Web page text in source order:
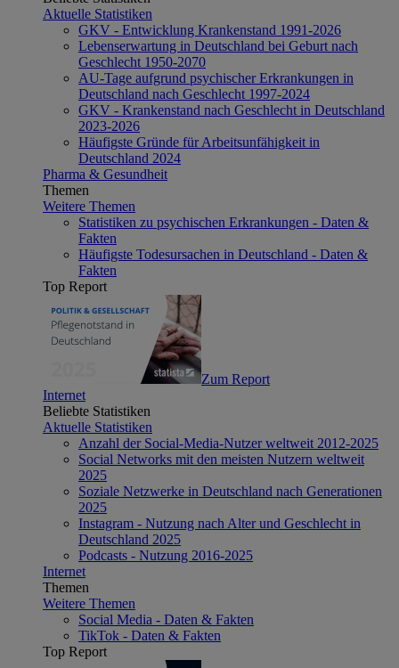
Aktuelle Statistiken
GKV - Entwicklung Krankenstand 1991-2026
Lebenserwartung in Deutschland bei Geburt nach
Geschlecht 1950-2070
AU-Tage aufgrund psychischer Erkrankungen in
Deutschland nach Geschlecht 1997-2024
GKV - Krankenstand nach Geschlecht in Deutschland
2023-2026
Häufigste Gründe für Arbeitsunfähigkeit in
Deutschland 2024
Pharma & Gesundheit
Themen
Weitere Themen
Statistiken zu psychischen Erkrankungen - Daten &
Fakten
Häufigste Todesursachen in Deutschland - Daten &
Fakten
Top Report
Zum Report
Internet
Beliebte Statistiken
Aktuelle Statistiken
Anzahl der Social-Media-Nutzer weltweit 2012-2025
Social Networks mit den meisten Nutzern weltweit
2025
Soziale Netzwerke in Deutschland nach Generationen
2025
Instagram - Nutzung nach Alter und Geschlecht in
Deutschland 2025
Podcasts - Nutzung 2016-2025
Internet
Themen
Weitere Themen
Social Media - Daten & Fakten
TikTok - Daten & Fakten
Top Report